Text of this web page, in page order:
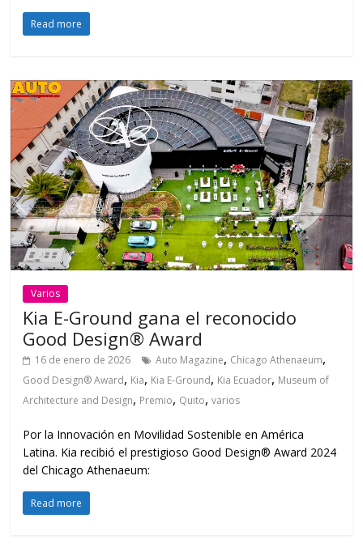
Read more
Varios
Kia E-Ground gana el reconocido
Good Design® Award
16 de enero de 2026 Auto Magazine, Chicago Athenaeum,
Good Design® Award, Kia, Kia E-Ground, Kia Ecuador, Museum of
Architecture and Design, Premio, Quito,varios
Por la Innovación en Movilidad Sostenible en América
Latina. Kia recibió el prestigioso Good Design® Award 2024
del Chicago Athenaeum:
Read more